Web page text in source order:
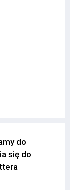
do
się do